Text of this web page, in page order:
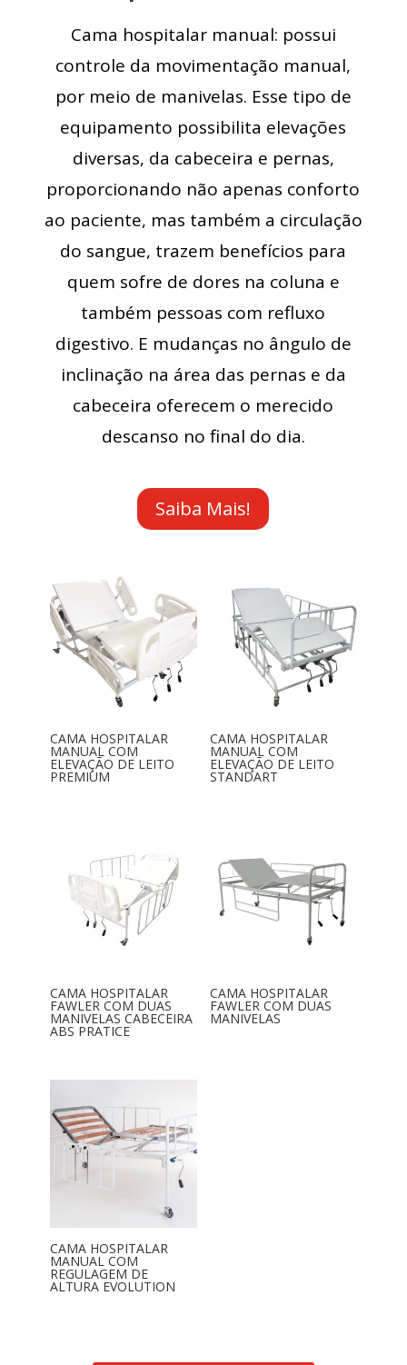
Cama hospitalar manual: possui
controle da movimentação manual,
por meio de manivelas. Esse tipo de
equipamento possibilita elevações
diversas, da cabeceira e pernas,
proporcionando não apenas conforto
ao paciente, mas também a circulação
do sangue, trazem benefícios para
quem sofre de dores na coluna e
também pessoas com refluxo
digestivo. E mudanças no ângulo de
inclinação na área das pernas e da
cabeceira oferecem o merecido
descanso no final do dia.
Saiba Mais!
CAMA HOSPITALAR
MANUAL COM
ELEVAÇÃO DE LEITO
PREMIUM
CAMA HOSPITALAR
MANUAL COM
ELEVAÇÃO DE LEITO
STANDART
CAMA HOSPITALAR
FAWLER COM DUAS
MANIVELAS CABECEIRA
ABS PRATICE
CAMA HOSPITALAR
FAWLER COM DUAS
MANIVELAS
CAMA HOSPITALAR
MANUAL COM
REGULAGEM DE
ALTURA EVOLUTION